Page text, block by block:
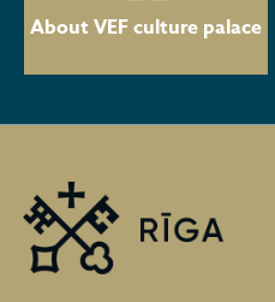
About VEF culture palace